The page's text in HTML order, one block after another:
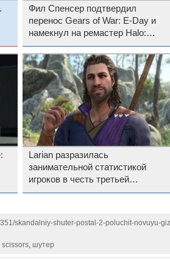
Фил Спенсер подтвердил
перенос Gears of War: E-Day и
намекнул на ремастер Halo:
Combat Evolved для PS5
Larian разразилась
занимательной статистикой
игроков в честь третьей
годовщины Baldur’s Gate 3
skandalniy-shuter-postal-2-poluchit-novuyu-
, шутер